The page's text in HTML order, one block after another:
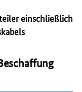
einschließlich